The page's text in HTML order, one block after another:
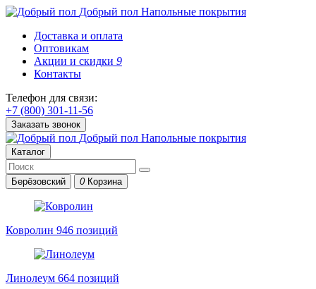
Добрый пол Напольные покрытия
Доставка и оплата
Оптовикам
Акции и скидки 9
Контакты
Телефон для связи:
+7 (800) 301-11-56
Заказать звонок
Добрый пол Напольные покрытия
Каталог
Берёзовский 0 Корзина
Ковролин 946 позиций
Линолеум 664 позиций